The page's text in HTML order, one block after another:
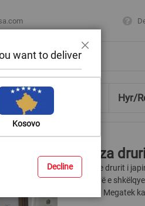
Ndihmë & Këshilla Hyr/
Korniza druri
Kornizat e drurit i
një mënyrë e
vendosni. Megatek
want to deliver
Kosovo
Decline